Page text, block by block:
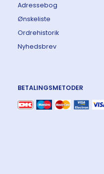
Adressebog
Ønskeliste
Ordrehistorik
Nyhedsbrev
BETALINGSMETODER